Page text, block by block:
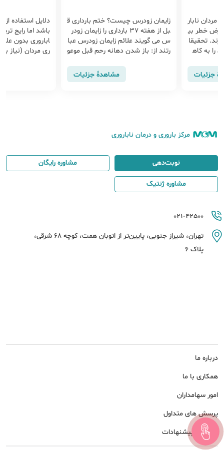
مردان نابار
خطر بی
تحقیقا
را به کاه
ارتباط و
جزئیات
زایمان زودرس چیست؟ ختم بارداری ق
بل از هفته 37 بارداری را زایمان زودر
س می گویند علائم زایمان زودرس عبا
رتند از: باز شدن دهانه رحم قبل موعو
مشاهدهٔ جزئیات
باشد اما رایج
اباروری بدون
ری مردان (نیاز
مرکز باروری و درمان ناباروری
درباره ما
همکاری با ما
امور سهامداران
پرسش های متداول
نظرات و پیشنهادات
021-42500
تهران، شیراز جنوبی، پایین‌تر از اتوبان همت، کوچه 68 شرقی،
پلاک 6
نوبت‌دهی مشاوره رایگان
مشاوره ژنتیک